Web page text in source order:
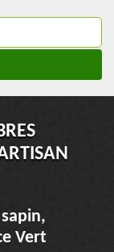
Vert